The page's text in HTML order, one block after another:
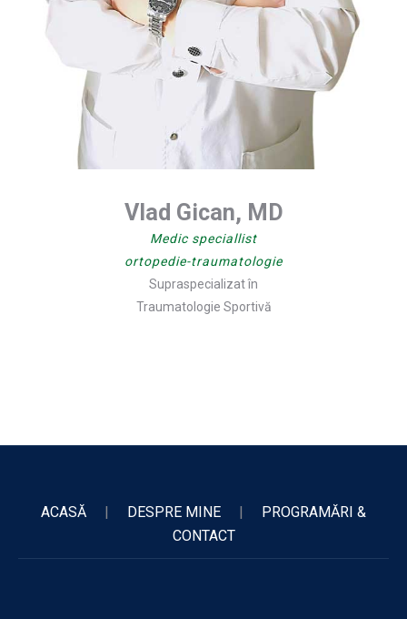
Vlad Gican, MD
Medic speciallist
ortopedie-traumatologie
Supraspecializat în
Traumatologie Sportivă
ACASĂ | DESPRE MINE |
PROGRAMĂRI &
CONTACT